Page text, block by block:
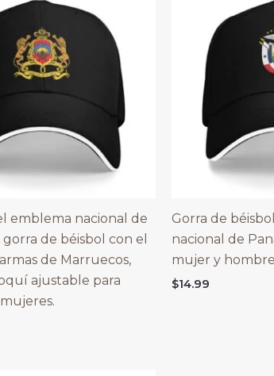
emblema nacional de
de béisbol con el
de Marruecos,
ajustable para
Gorra de
nacional de
mujer y
$14.99